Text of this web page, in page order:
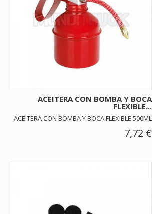
ACEITERA CON BOMBA Y BOCA
FLEXIBLE...
ACEITERA CON BOMBA Y BOCA FLEXIBLE 500ML
7,72 €